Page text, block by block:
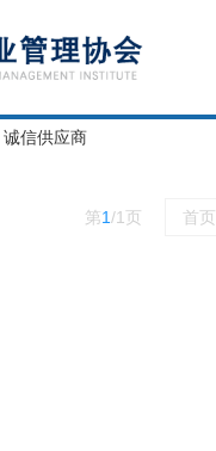
诚信供应商
第1/1 页 首页